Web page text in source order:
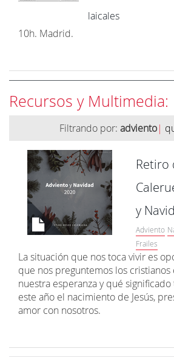
laicales
10h. Madrid.
Recursos y Multimedia:
Filtrando por: adviento|
Retiro
y
Adviento
Frailes
La situación que nos toca vivir es
que nos preguntemos los
nuestra esperanza y qué
este año el nacimiento de Jesús,
amor con nosotros.